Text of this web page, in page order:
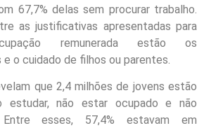
67,7% delas sem procurar trabalho.
as justificativas apresentadas para
remunerada estão os
o cuidado de filhos ou parentes.
que 2,4 milhões de jovens estão
estudar, não estar ocupado e não
esses, 57,4% estavam em